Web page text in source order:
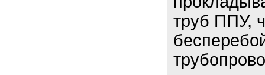
труб ППУ,